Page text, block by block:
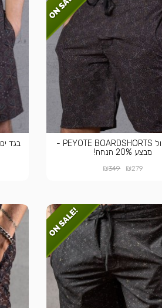
בגד ים סול PEYOTE BOARDSHORTS -
מבצע 20% הנחה!
₪279
₪349